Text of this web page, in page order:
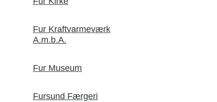
Fur Kraftvarmeværk
A.m.b.A.
Fur Museum
Fursund Færgeri